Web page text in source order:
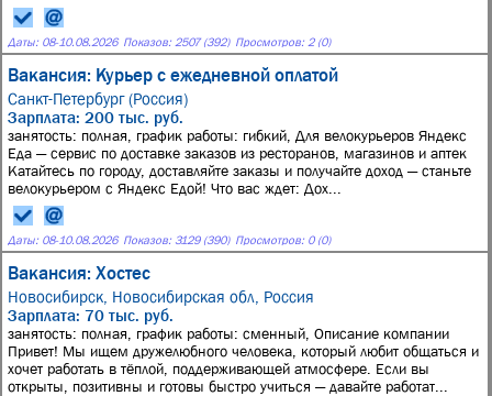
Даты: 08-10.08.2026 Показов: 2507 (392) Просмотров: 2 (0)
Вакансия: Курьер с ежедневной оплатой
Санкт-Петербург (Россия)
Зарплата: 200 тыс. руб.
занятость: полная, график работы: гибкий, Для велокурьеров Яндекс
Еда — сервис по доставке заказов из ресторанов, магазинов и аптек
Катайтесь по городу, доставляйте заказы и получайте доход — станьте
велокурьером с Яндекс Едой! Что вас ждет: Дох...
Даты: 08-10.08.2026 Показов: 3129 (390) Просмотров: 0 (0)
Вакансия: Хостес
Новосибирск, Новосибирская обл, Россия
Зарплата: 70 тыс. руб.
занятость: полная, график работы: сменный, Описание компании
Привет! Мы ищем дружелюбного человека, который любит общаться и
хочет работать в тёплой, поддерживающей атмосфере. Если вы
открыты, позитивны и готовы быстро учиться — давайте работат...